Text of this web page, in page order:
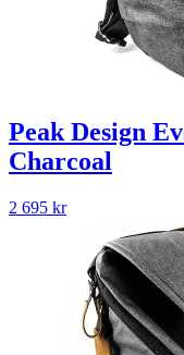
Peak Design
Charcoal
2 695 kr